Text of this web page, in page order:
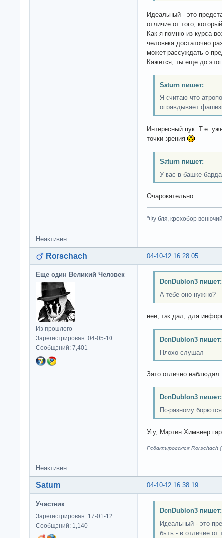
Идеальный - это
отличие от того,
Как я помню из курса
человека достаточно
может рассуждать о
Кажется, ты еще до
Saturn пишет:
Я считаю что
оправдывает
Интересный пук. Т.е.
точки зрения
Saturn пишет:
У вас в башке
Очаровательно.
"Фу бля, крохобор
Неактивен
04-10-12 16:28:05
Rorschach
Еще один Великий Человек
Из прошлого
Зарегистрирован: 04-05-10
Сообщений: 7,401
DonDublon3 пишет:
А тебе оно нужно?
нее, так дал, для
DonDublon3 пишет:
Плохо слушал
Зато отлично наблюдал
DonDublon3 пишет:
По-разному
Угу, Мартин Химвеер
Редактировался Rorschach
Неактивен
04-10-12 16:38:19
Saturn
Участник
Зарегистрирован: 17-01-12
Сообщений: 1,140
DonDublon3 пишет:
Идеальный - это
быть - в отличие от